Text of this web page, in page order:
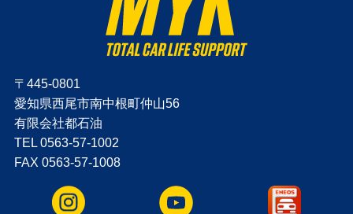
〒445-0801
愛知県西尾市南中根町仲山56
有限会社都石油
TEL 0563-57-1002
FAX 0563-57-1008